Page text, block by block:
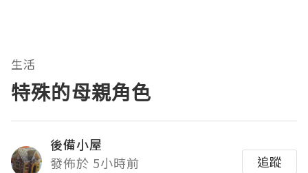
生活
特殊的母親角色
後備小屋
發佈於 5小時前
追蹤